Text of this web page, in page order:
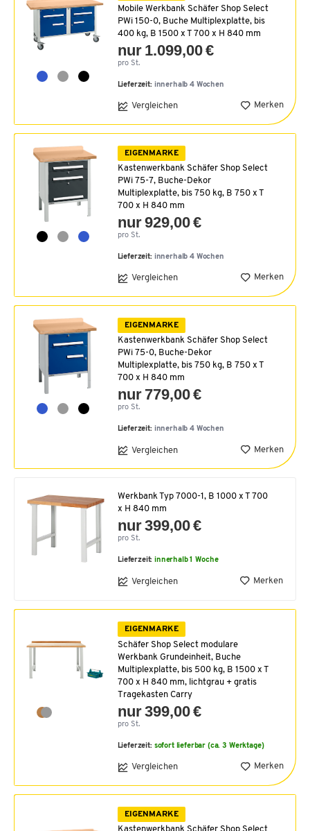
Mobile Werkbank Schäfer Shop Select
PWi 150-0, Buche Multiplexplatte, bis
400 kg, B 1500 x T 700 x H 840 mm
nur 1.099,00 €
pro St.
Lieferzeit: innerhalb 4 Wochen
Vergleichen Merken
EIGENMARKE
Kastenwerkbank Schäfer Shop Select
PWi 75-7, Buche-Dekor
Multiplexplatte, bis 750 kg, B 750 x T
700 x H 840 mm
nur 929,00 €
pro St.
Lieferzeit: innerhalb 4 Wochen
Vergleichen Merken
EIGENMARKE
Kastenwerkbank Schäfer Shop Select
PWi 75-0, Buche-Dekor
Multiplexplatte, bis 750 kg, B 750 x T
700 x H 840 mm
nur 779,00 €
pro St.
Lieferzeit: innerhalb 4 Wochen
Vergleichen Merken
Werkbank Typ 7000-1, B 1000 x T 700
x H 840 mm
nur 399,00 €
pro St.
Lieferzeit:innerhalb 1 Woche
Vergleichen Merken
EIGENMARKE
Schäfer Shop Select modulare
Werkbank Grundeinheit, Buche
Multiplexplatte, bis 500 kg, B 1500 x T
700 x H 840 mm, lichtgrau + gratis
Tragekasten Carry
nur 399,00 €
pro St.
Lieferzeit: sofort lieferbar (ca. 3 Werktage)
Vergleichen Merken
EIGENMARKE